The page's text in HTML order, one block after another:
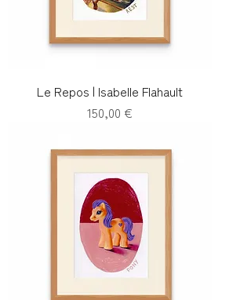
Le Repos | Isabelle Flahault
Prix
150,00 €